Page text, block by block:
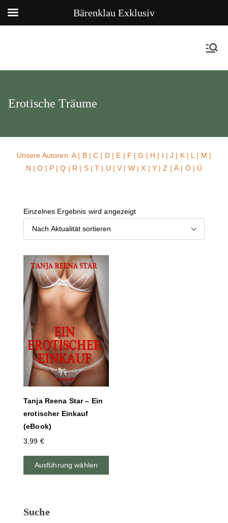
Erotische Träume
Unsere AutorenA| B|C | D| E | F |G | H | I |J | K| L | M |
N |O | P|Q | R | S|T | U | V | W| X | Y | Z | Ä | Ö | Ü
Einzelnes Ergebnis wird angezeigt
Tanja Reena Star – Ein
erotischer Einkauf
(eBook)
3,99 €
Ausführung wählen
Suche
Bärenklau Exklusiv